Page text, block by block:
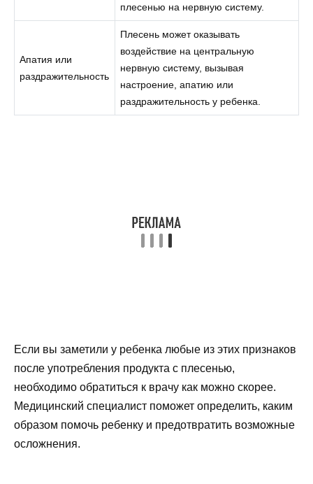
плесенью на нервную систему.
Апатия или
раздражительность
Плесень может оказывать
воздействие на центральную
нервную систему, вызывая
настроение, апатию или
раздражительность у ребенка.
Если вы заметили у ребенка любые из этих признаков
после употребления продукта с плесенью,
необходимо обратиться к врачу как можно скорее.
Медицинский специалист поможет определить, каким
образом помочь ребенку и предотвратить возможные
осложнения.